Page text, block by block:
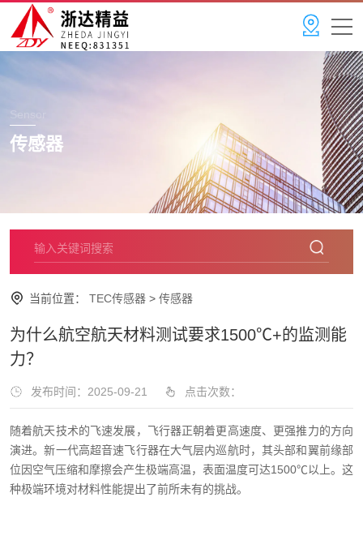
Sensor
传感器
当前位置： TEC传感器 > 传感器
为什么航空航天材料测试要求1500℃+的监测能
力？
发布时间：2025-09-21 点击次数：
随着航天技术的飞速发展，飞行器正朝着更高速度、更强推力的方向
演进。新一代高超音速飞行器在大气层内巡航时，其头部和翼前缘部
位因空气压缩和摩擦会产生极端高温，表面温度可达1500℃以上。这
种极端环境对材料性能提出了前所未有的挑战。